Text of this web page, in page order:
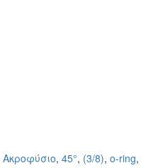
Ακροφύσιο, 45°, (3/8), o-ring,